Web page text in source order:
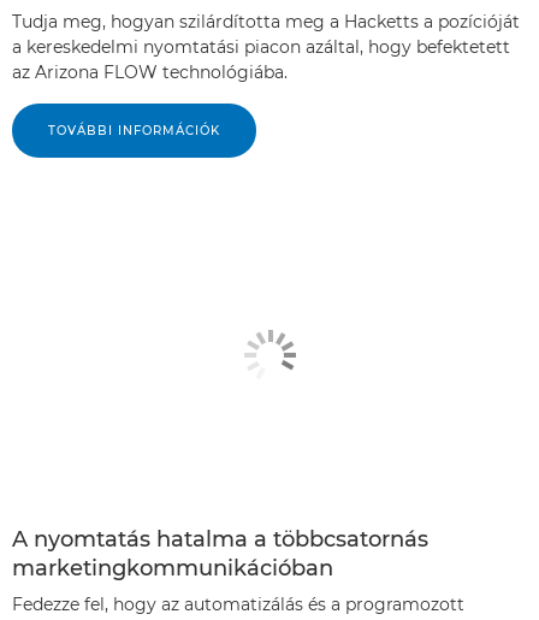
Tudja meg, hogyan szilárdította meg a Hacketts a pozícióját
a kereskedelmi nyomtatási piacon azáltal, hogy befektetett
az Arizona FLOW technológiába.
TOVÁBBI INFORMÁCIÓK
A nyomtatás hatalma a többcsatornás
marketingkommunikációban
Fedezze fel, hogy az automatizálás és a programozott